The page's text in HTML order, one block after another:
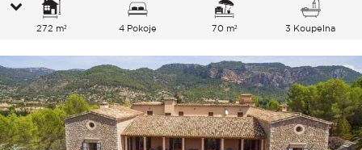
272 m² 4 Pokoje 70 m² 3 Koupelna